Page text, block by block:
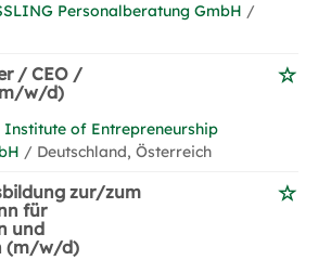
Personalberatung GmbH /
/ CEO /
w/d)
Institute of Entrepreneurship
/ Deutschland, Österreich
zur/zum
für
und
(m/w/d)